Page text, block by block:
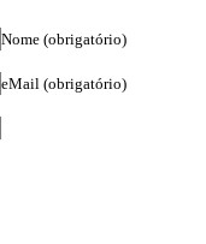
Nome (obrigatório)
eMail (obrigatório)